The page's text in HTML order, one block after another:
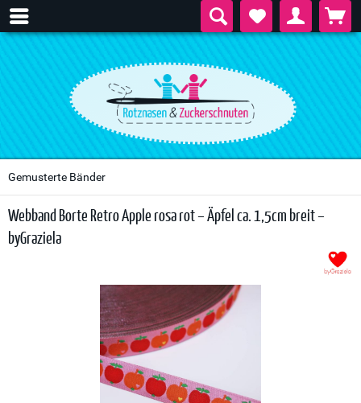
Gemusterte Bänder
Webband Borte Retro Apple rosa rot – Äpfel ca. 1,5cm breit –
byGraziela